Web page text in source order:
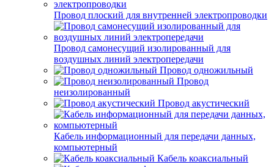
Провод плоский для внутренней электропроводки
Провод самонесущий изолированный для
воздушных линий электропередачи
Провод одножильный
Провод
неизолированный
Провод акустический
Кабель информационный для передачи данных,
компьютерный
Кабель коаксиальный